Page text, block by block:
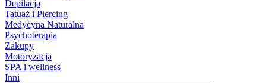
Depilacja
Tatuaż i Piercing
Medycyna Naturalna
Psychoterapia
Zakupy
Motoryzacja
SPA i wellness
Inni